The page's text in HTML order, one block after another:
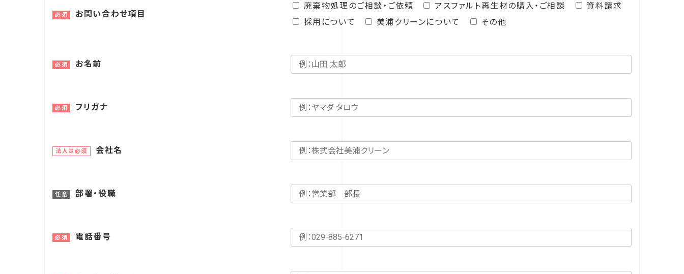
必須 お問い合わせ項目
廃棄物処理のご相談・ご依頼 アスファルト再生材の購入・ご相談
資料請求
採用について
美浦クリーンについて その他
必須 お名前
必須 フリガナ
法人は必須 会社名
任意 部署・役職
必須 電話番号